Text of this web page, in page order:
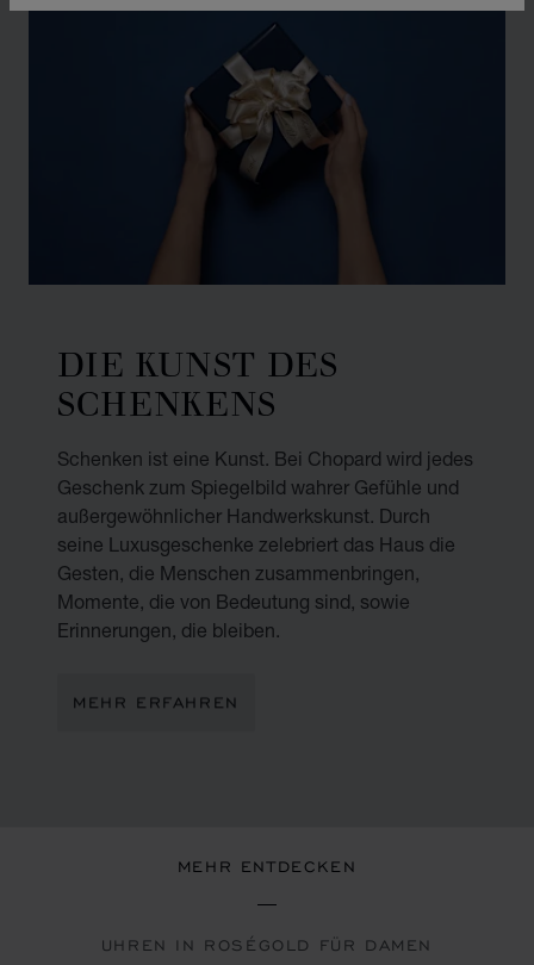
DIE KUNST DES
SCHENKENS
Schenken ist eine Kunst. Bei Chopard wird jedes
Geschenk zum Spiegelbild wahrer Gefühle und
außergewöhnlicher Handwerkskunst. Durch
seine Luxusgeschenke zelebriert das Haus die
Gesten, die Menschen zusammenbringen,
Momente, die von Bedeutung sind, sowie
Erinnerungen, die bleiben.
MEHR ERFAHREN
MEHR ENTDECKEN
UHREN IN ROSÉGOLD FÜR DAMEN